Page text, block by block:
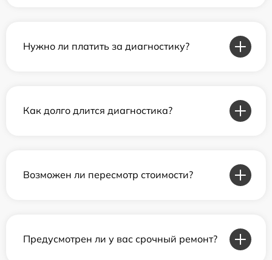
Нужно ли платить за диагностику?
Как долго длится диагностика?
Возможен ли пересмотр стоимости?
Предусмотрен ли у вас срочный ремонт?